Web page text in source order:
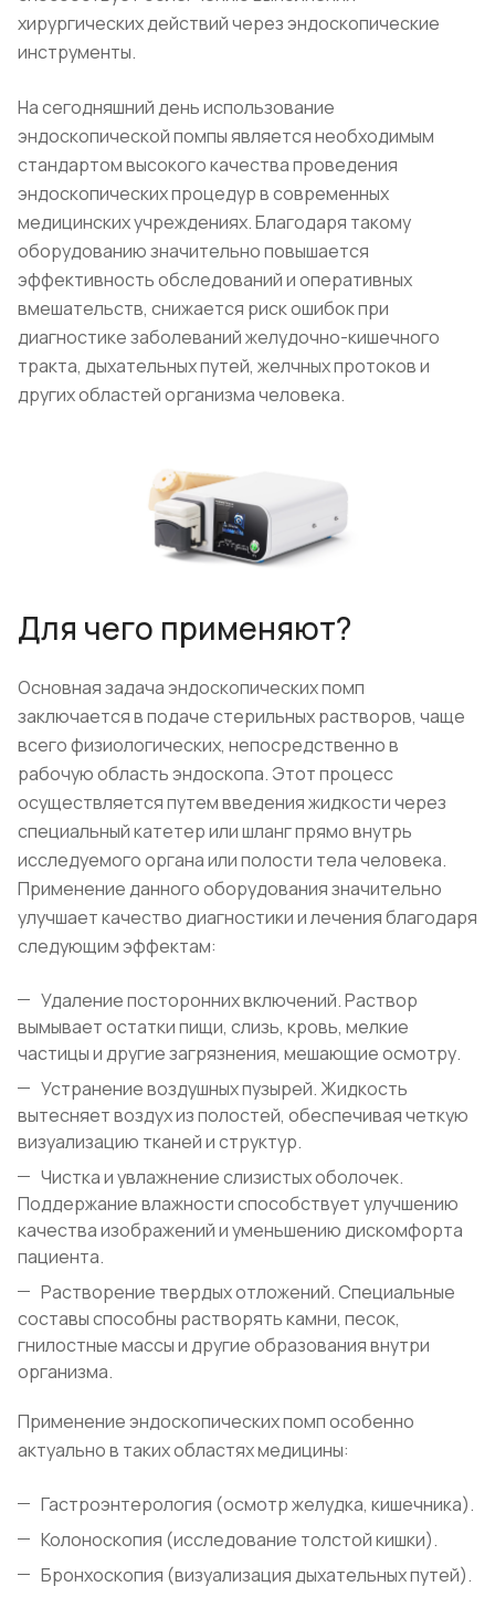
хирургических действий через эндоскопические
инструменты.
На сегодняшний день использование
эндоскопической помпы является необходимым
стандартом высокого качества проведения
эндоскопических процедур в современных
медицинских учреждениях. Благодаря такому
оборудованию значительно повышается
эффективность обследований и оперативных
вмешательств, снижается риск ошибок при
диагностике заболеваний желудочно-кишечного
тракта, дыхательных путей, желчных протоков и
других областей организма человека.
Для чего применяют?
Основная задача эндоскопических помп
заключается в подаче стерильных растворов, чаще
всего физиологических, непосредственно в
рабочую область эндоскопа. Этот процесс
осуществляется путем введения жидкости через
специальный катетер или шланг прямо внутрь
исследуемого органа или полости тела человека.
Применение данного оборудования значительно
улучшает качество диагностики и лечения благодаря
следующим эффектам:
Удаление посторонних включений. Раствор
вымывает остатки пищи, слизь, кровь, мелкие
частицы и другие загрязнения, мешающие осмотру.
Устранение воздушных пузырей. Жидкость
вытесняет воздух из полостей, обеспечивая четкую
визуализацию тканей и структур.
Чистка и увлажнение слизистых оболочек.
Поддержание влажности способствует улучшению
качества изображений и уменьшению дискомфорта
пациента.
Растворение твердых отложений. Специальные
составы способны растворять камни, песок,
гнилостные массы и другие образования внутри
организма.
Применение эндоскопических помп особенно
актуально в таких областях медицины:
Гастроэнтерология (осмотр желудка, кишечника).
Колоноскопия (исследование толстой кишки).
Бронхоскопия (визуализация дыхательных путей).